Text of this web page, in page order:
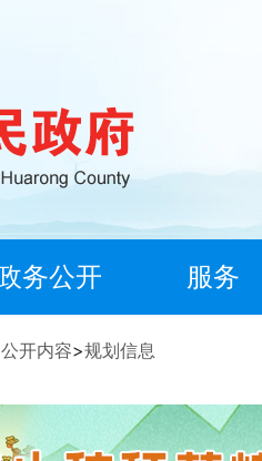
务公开 服务
开内容>规划信息